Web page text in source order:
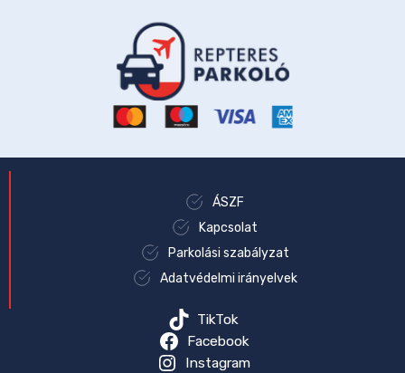
ÁSZF
Kapcsolat
Parkolási szabályzat
Adatvédelmi irányelvek
TikTok
Facebook
Instagram